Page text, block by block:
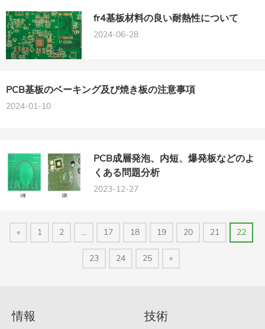
fr4基板材料の良い耐熱性について
2024-06-28
PCB基板のベーキング及び焼き板の注意事項
2024-01-10
PCB成層発泡、内短、爆発板などのよ
くある問題分析
2023-12-27
« 1 2 ... 17 18 19 20 21 22
23 24 25 »
情報 技術